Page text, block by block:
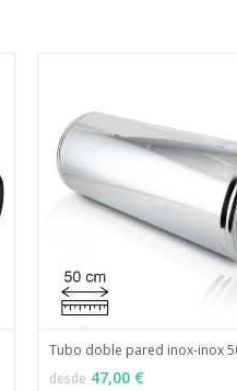
VER OPCIONES
Tubo doble pared inox-inox
desde 47,00 €